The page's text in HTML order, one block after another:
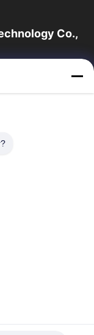
Co.,
exporteur van
volledige lijn van